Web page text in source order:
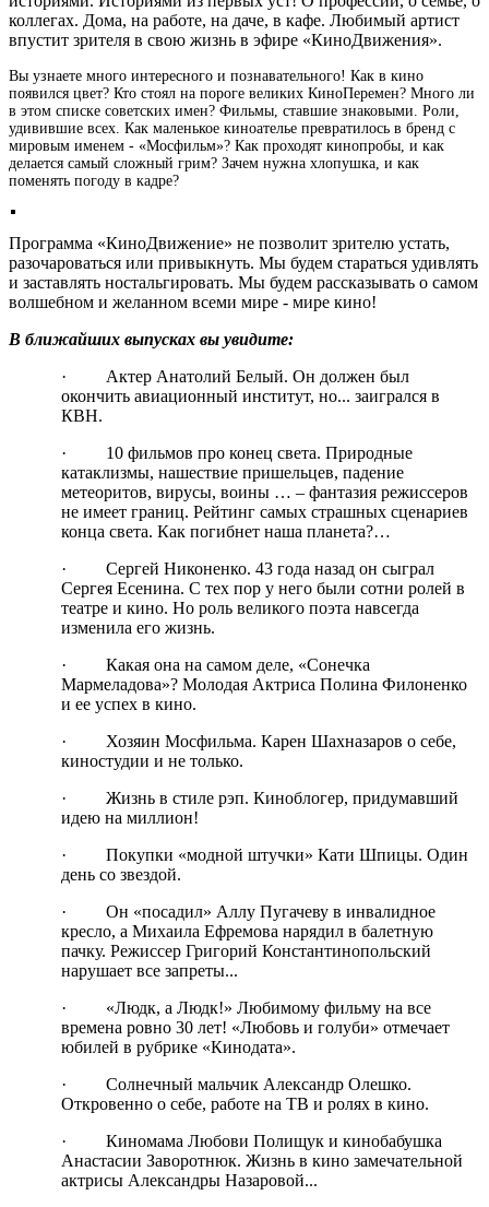
коллегах. Дома, на работе, на даче, в кафе. Любимый артист
впустит зрителя в свою жизнь в эфире «КиноДвижения».
Вы узнаете много интересного и познавательного! Как в кино
появился цвет? Кто стоял на пороге великих КиноПеремен? Много ли
в этом списке советских имен? Фильмы, ставшие знаковыми. Роли,
удивившие всех. Как маленькое киноателье превратилось в бренд с
мировым именем - «Мосфильм»? Как проходят кинопробы, и как
делается самый сложный грим? Зачем нужна хлопушка, и как
поменять погоду в кадре?
Программа «КиноДвижение» не позволит зрителю устать,
разочароваться или привыкнуть. Мы будем стараться удивлять
и заставлять ностальгировать. Мы будем рассказывать о самом
волшебном и желанном всеми мире - мире кино!
В ближайших выпусках вы увидите:
· Актер Анатолий Белый. Он должен был
окончить авиационный институт, но... заигрался в
КВН.
· 10 фильмов про конец света. Природные
катаклизмы, нашествие пришельцев, падение
метеоритов, вирусы, воины … – фантазия режиссеров
не имеет границ. Рейтинг самых страшных сценариев
конца света. Как погибнет наша планета?…
· Сергей Никоненко. 43 года назад он сыграл
Сергея Есенина. С тех пор у него были сотни ролей в
театре и кино. Но роль великого поэта навсегда
изменила его жизнь.
· Какая она на самом деле, «Сонечка
Мармеладова»? Молодая Актриса Полина Филоненко
и ее успех в кино.
· Хозяин Мосфильма. Карен Шахназаров о себе,
киностудии и не только.
· Жизнь в стиле рэп. Киноблогер, придумавший
идею на миллион!
· Покупки «модной штучки» Кати Шпицы. Один
день со звездой.
· Он «посадил» Аллу Пугачеву в инвалидное
кресло, а Михаила Ефремова нарядил в балетную
пачку. Режиссер Григорий Константинопольский
нарушает все запреты...
· «Людк, а Людк!» Любимому фильму на все
времена ровно 30 лет! «Любовь и голуби» отмечает
юбилей в рубрике «Кинодата».
· Солнечный мальчик Александр Олешко.
Откровенно о себе, работе на ТВ и ролях в кино.
· Киномама Любови Полищук и кинобабушка
Анастасии Заворотнюк. Жизнь в кино замечательной
актрисы Александры Назаровой...